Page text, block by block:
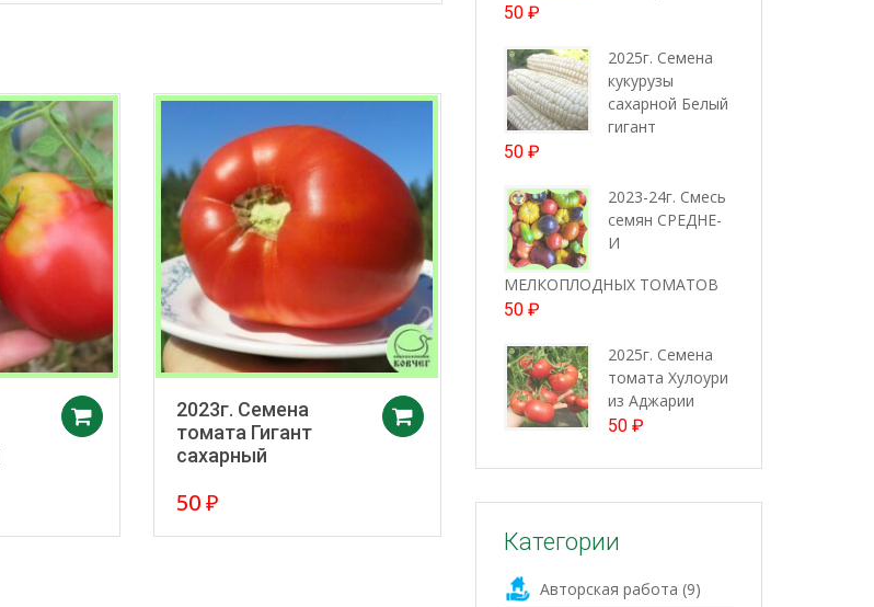
Добавить в корзину
2023г. Семена
томата Гигант
сахарный
50₽
Добавить в корзину
50 ₽
2025г. Семена
кукурузы
сахарной Белый
гигант
50 ₽
2023-24г. Смесь
семян СРЕДНЕ-
И
МЕЛКОПЛОДНЫХ ТОМАТОВ
50 ₽
2025г. Семена
томата Хулоури
из Аджарии
50 ₽
Категории
Авторская работа (9)